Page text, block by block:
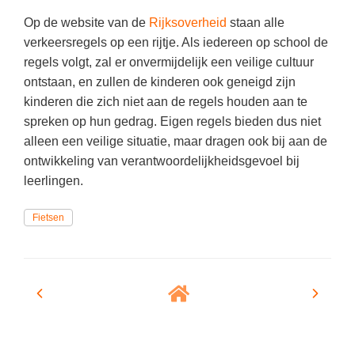
De boerderij
Duurzaamheid
Eerste wereldoorlog
Evolutieleer
Feest- en Gedenkdagen
Godsdienstonderwijs
Kinderboekenweek
Geschiedenis
Maatschappijleer
Orientatie
Rekenen
Sociale vaardigheden
Taalvaardigheid
Vakoverstijgend
Verzorging
Op de website van de Rijksoverheid staan alle
verkeersregels op een rijtje. Als iedereen op school de
regels volgt, zal er onvermijdelijk een veilige cultuur
ontstaan, en zullen de kinderen ook geneigd zijn
kinderen die zich niet aan de regels houden aan te
spreken op hun gedrag. Eigen regels bieden dus niet
alleen een veilige situatie, maar dragen ook bij aan de
ontwikkeling van verantwoordelijkheidsgevoel bij
leerlingen.
Fietsen